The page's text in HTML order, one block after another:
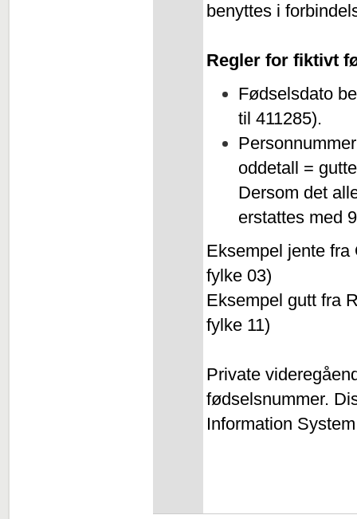
benyttes i
Regler for fiktivt
Fødselsdato
til 411285).
oddetall =
Dersom det
erstattes med
Eksempel jente fra
fylke 03)
Eksempel gutt fra
fylke 11)
Private
fødselsnummer.
Information